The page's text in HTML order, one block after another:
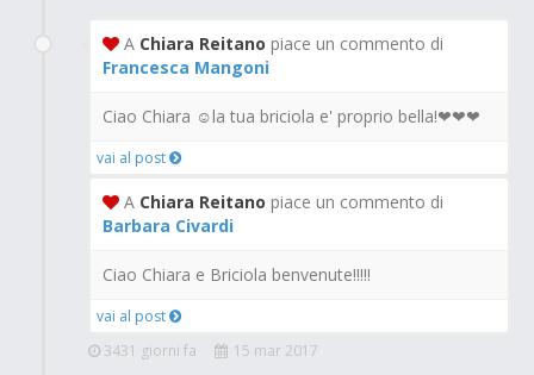
A Chiara Reitano piace un commento di
Francesca Mangoni
Ciao Chiara ☺la tua briciola e' proprio bella!❤❤❤
vai al post
A Chiara Reitano piace un commento di
Barbara Civardi
Ciao Chiara e Briciola benvenute!!!!!
vai al post
3431 giorni fa
15 mar 2017